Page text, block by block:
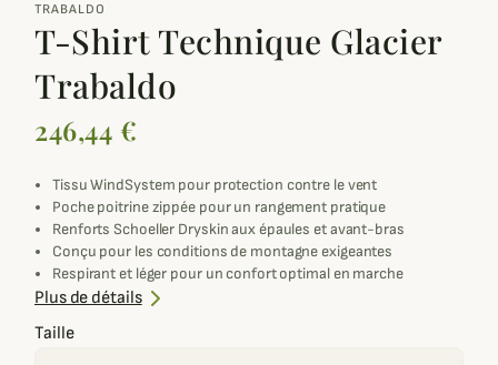
TRABALDO
T-Shirt Technique Glacier
Trabaldo
246,44 €
Tissu WindSystem pour protection contre le vent
Poche poitrine zippée pour un rangement pratique
Renforts Schoeller Dryskin aux épaules et avant-bras
Conçu pour les conditions de montagne exigeantes
Respirant et léger pour un confort optimal en marche
Idéal pour accompagner la gamme Alpine Challenge
Plus de détails
Taille